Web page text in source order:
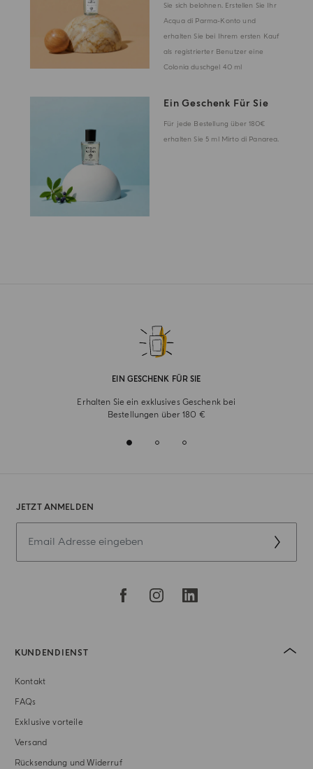
Sie sich belohnen. Erstellen Sie Ihr
Acqua di Parma-Konto und
erhalten Sie bei Ihrem ersten Kauf
als registrierter Benutzer eine
Colonia duschgel 40 ml
Ein Geschenk Für Sie
Für jede Bestellung über 180€
erhalten Sie 5 ml Mirto di Panarea.
EIN GESCHENK FÜR SIE
Erhalten Sie ein exklusives Geschenk bei
Bestellungen über 180 €
JETZT ANMELDEN
KUNDENDIENST
Kontakt
FAQs
Exklusive vorteile
Versand
Rücksendung und Widerruf